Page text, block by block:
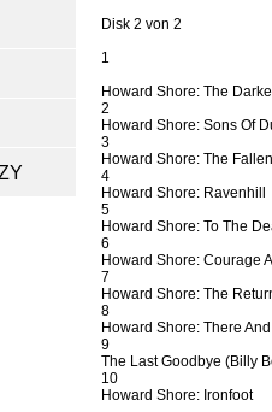
Disk 2 von 2
1
Howard Shore: The
2
Howard Shore: Sons Of
3
Howard Shore: The Fallen
4
Howard Shore: Ravenhill
5
Howard Shore: To The
6
Howard Shore: Courage
7
Howard Shore: The
8
Howard Shore: There
9
The Last Goodbye (Billy
10
Howard Shore: Ironfoot